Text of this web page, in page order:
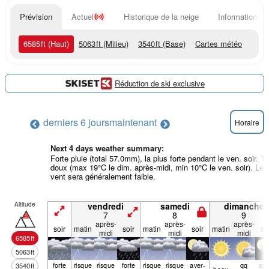
Prévision Actuel Historique de la neige Informations
6585ft (Haut) 5063ft (Milieu) 3540ft (Base) Cartes météo
Réduction de ski exclusive
derniers 6 joursmaintenant Horaire
Next 4 days weather summary:
Forte pluie (total 57.0mm), la plus forte pendant le ven. soir.
doux (max 19°C le dim. après-midi, min 10°C le ven. soir). Le
vent sera généralement faible.
Altitude
6585ft
5063ft
3540ft
vendredi
7
samedi
8
dimanche
9
soir matin après-
midi
soir matin après-
midi
soir matin après-
midi
forte risque risque forte risque risque aver­ qq